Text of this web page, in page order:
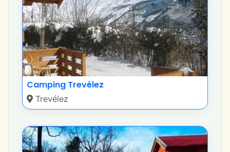
Camping Trevélez
Trevélez